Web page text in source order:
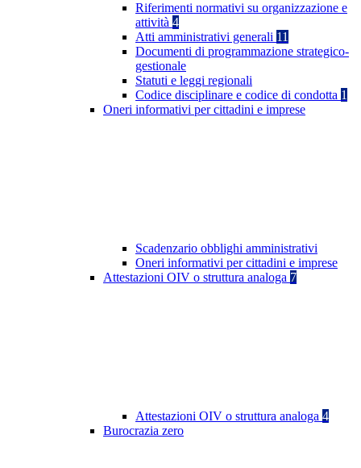
Riferimenti normativi su organizzazione e
attività 4
Atti amministrativi generali 11
Documenti di programmazione strategico-
gestionale
Statuti e leggi regionali
Codice disciplinare e codice di condotta 1
Oneri informativi per cittadini e imprese
Scadenzario obblighi amministrativi
Oneri informativi per cittadini e imprese
Attestazioni OIV o struttura analoga 7
Attestazioni OIV o struttura analoga 4
Burocrazia zero